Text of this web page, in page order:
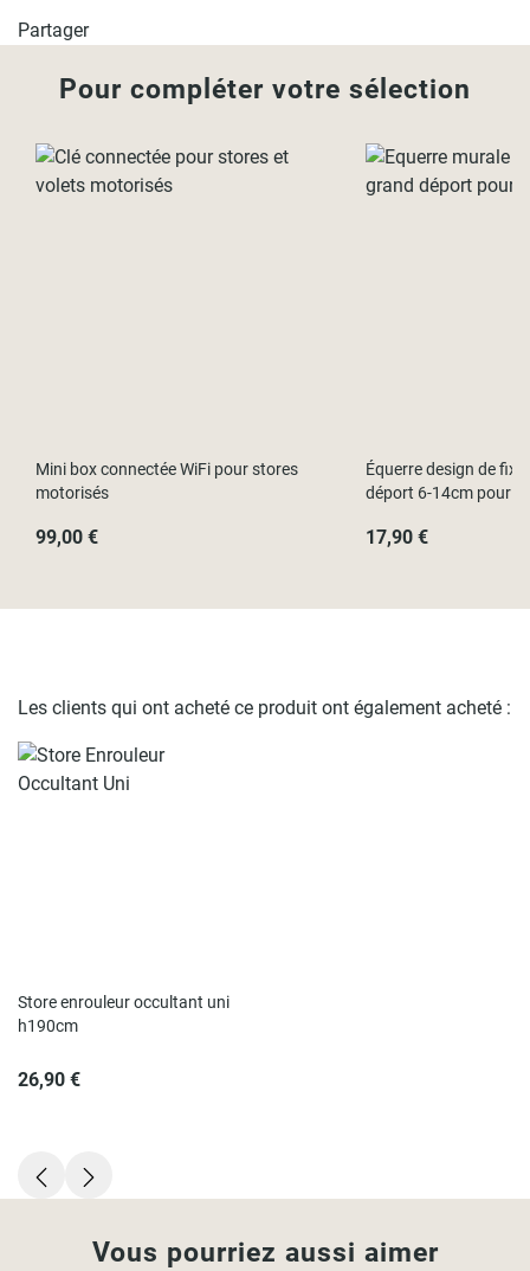
- L124 x H250cm (Largeur tissu 120cm)
- L154 x H250cm (Largeur tissu 150cm)
- L204 x H250cm (Largeur tissu 200cm
Partager
Pour compléter votre sélection
Mini box connectée WiFi pour stores
motorisés
99,00 €
Équerre design de
déport 6-14cm pour
17,90 €
Les clients qui ont acheté ce produit ont également acheté :
Store enrouleur occultant uni
h190cm
26,90 €
Vous pourriez aussi aimer